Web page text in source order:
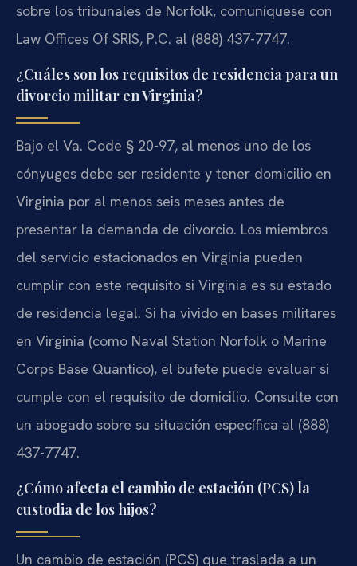
sobre los tribunales de Norfolk, comuníquese con
Law Offices Of SRIS, P.C. al (888) 437-7747.
¿Cuáles son los requisitos de residencia para un
divorcio militar en Virginia?
Bajo el Va. Code § 20-97, al menos uno de los
cónyuges debe ser residente y tener domicilio en
Virginia por al menos seis meses antes de
presentar la demanda de divorcio. Los miembros
del servicio estacionados en Virginia pueden
cumplir con este requisito si Virginia es su estado
de residencia legal. Si ha vivido en bases militares
en Virginia (como Naval Station Norfolk o Marine
Corps Base Quantico), el bufete puede evaluar si
cumple con el requisito de domicilio. Consulte con
un abogado sobre su situación específica al (888)
437-7747.
¿Cómo afecta el cambio de estación (PCS) la
custodia de los hijos?
Un cambio de estación (PCS) que traslada a un